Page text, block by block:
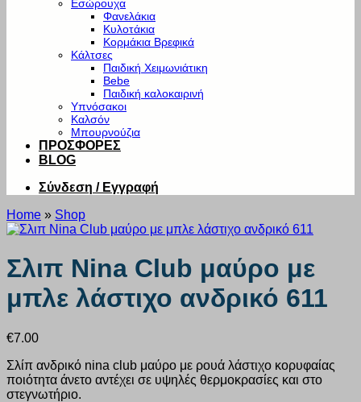
Εσώρουχα
Φανελάκια
Κυλοτάκια
Κορμάκια Βρεφικά
Κάλτσες
Παιδική Χειμωνιάτικη
Bebe
Παιδική καλοκαιρινή
Υπνόσακοι
Καλσόν
Μπουρνούζια
ΠΡΟΣΦΟΡΕΣ
BLOG
Σύνδεση / Εγγραφή
Home » Shop
Σλιπ Nina Club μαύρο με
μπλε λάστιχο ανδρικό 611
€7.00
Σλίπ ανδρικό nina club μαύρο με ρουά λάστιχο κορυφαίας
ποιότητα άνετο αντέχει σε υψηλές θερμοκρασίες και στο
στεγνωτήριο.